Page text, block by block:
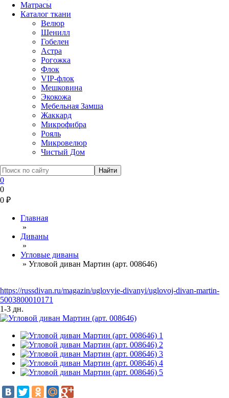
Матрасы
Каталог ткани
Велюр
Шенилл
Гобелен
Астра
Рогожка
Флок
VIP-флок
Мешковина
Экокожа
Мебельная Замша
Жаккард
Микрофибра
Рояль
Микровелюр
Чистый Дом
0
0
0 ₽
Главная
»
Диваны
»
Угловые диваны
» Угловой диван Мартин (арт. 008646)
https://russdivan.ru/magazin/uglovyie-divanyi/uglovoj-divan-martin-
5003800010171
1-3 дн.